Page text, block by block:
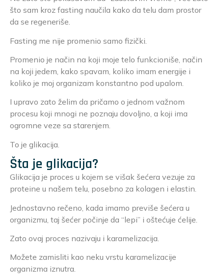
što sam kroz fasting naučila kako da telu dam prostor
da se regeneriše.
Fasting me nije promenio samo fizički.
Promenio je način na koji moje telo funkcioniše, način
na koji jedem, kako spavam, koliko imam energije i
koliko je moj organizam konstantno pod upalom.
I upravo zato želim da pričamo o jednom važnom
procesu koji mnogi ne poznaju dovoljno, a koji ima
ogromne veze sa starenjem.
To je glikacija.
Šta je glikacija?
Glikacija je proces u kojem se višak šećera vezuje za
proteine u našem telu, posebno za kolagen i elastin.
Jednostavno rečeno, kada imamo previše šećera u
organizmu, taj šećer počinje da “lepi” i oštećuje ćelije.
Zato ovaj proces nazivaju i karamelizacija.
Možete zamisliti kao neku vrstu karamelizacije
organizma iznutra.